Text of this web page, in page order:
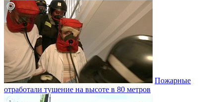
Пожарные
отработали тушение на высоте в 80 метров